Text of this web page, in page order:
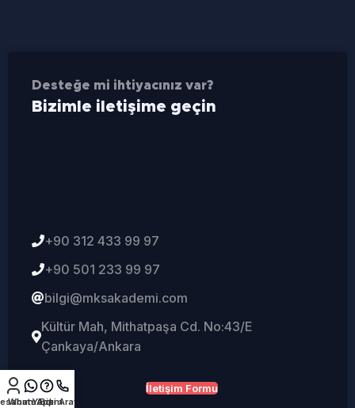
Desteğe mi ihtiyacınız var?
Bizimle iletişime geçin
+90 312 433 99 97
+90 501 233 99 97
bilgi@mksakademi.com
Kültür Mah, Mithatpaşa Cd. No:43/E
Çankaya/Ankara
İletişim Formu
WhatsApp
Yardım
Bizi Arayın